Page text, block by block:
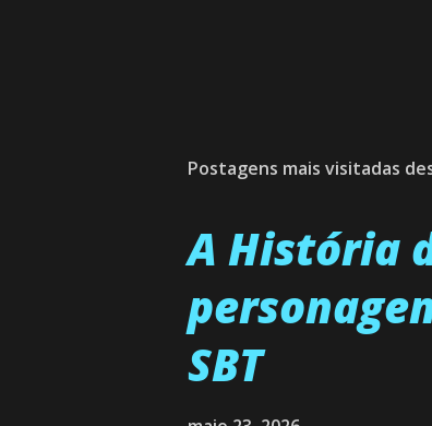
Postagens mais visitadas
A História
SBT